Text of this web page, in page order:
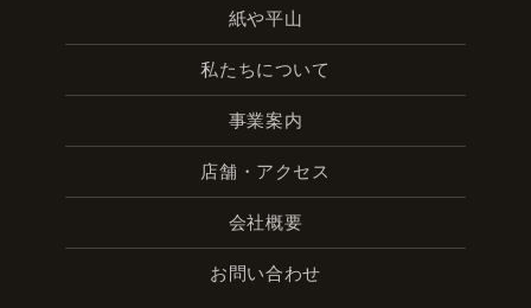
紙や平山
私たちについて
事業案内
店舗・アクセス
会社概要
お問い合わせ